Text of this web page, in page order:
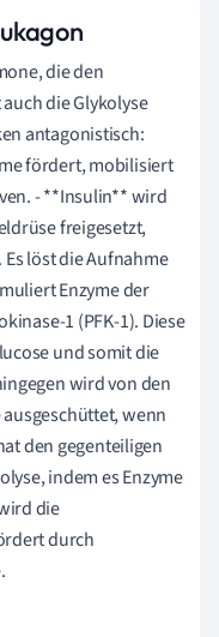
die den
die Glykolyse
antagonistisch:
fördert, mobilisiert
- **Insulin** wird
freigesetzt,
löst die Aufnahme
Enzyme der
1 (PFK-1). Diese
und somit die
wird von den
wenn
den gegenteiligen
indem es Enzyme
die
durch